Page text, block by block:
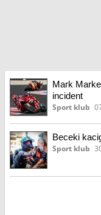
Mark
incident
Sport klub
Beceki
Sport klub